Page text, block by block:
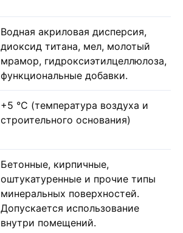
Водная акриловая дисперсия,
диоксид титана, мел, молотый
мрамор, гидроксиэтилцеллюлоза,
функциональные добавки.
+5 °С (температура воздуха и
строительного основания)
Бетонные, кирпичные,
оштукатуренные и прочие типы
минеральных поверхностей.
Допускается использование
внутри помещений.